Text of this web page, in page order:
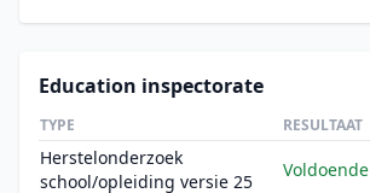
Education inspectorate
TYPE RESULTAAT
Herstelonderzoek
school/opleiding versie 25
Voldoende